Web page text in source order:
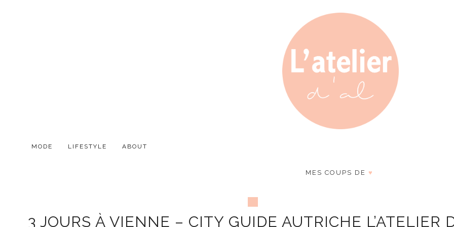
MODE LIFESTYLE ABOUT
MES COUPS DE ♥
3 JOURS À VIENNE – CITY GUIDE AUTRICHE L’ATELIER